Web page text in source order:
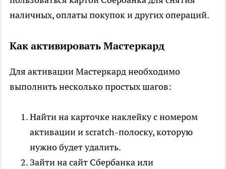
наличных, оплаты покупок и других операций.
Как активировать Мастеркард
Для активации Мастеркард необходимо
выполнить несколько простых шагов:
Найти на карточке наклейку с номером
активации и scratch-полоску, которую
нужно будет удалить.
Зайти на сайт Сбербанка или